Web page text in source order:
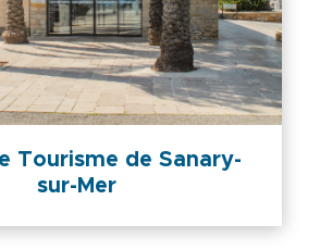
Tourisme de Sanary-
sur-Mer